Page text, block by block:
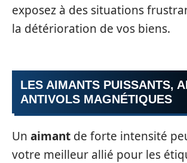
exposez à des situations
la détérioration de vos biens.
LES AIMANTS PUISSANTS,
ANTIVOLS MAGNÉTIQUES
Un aimant de forte intensité
votre meilleur allié pour les